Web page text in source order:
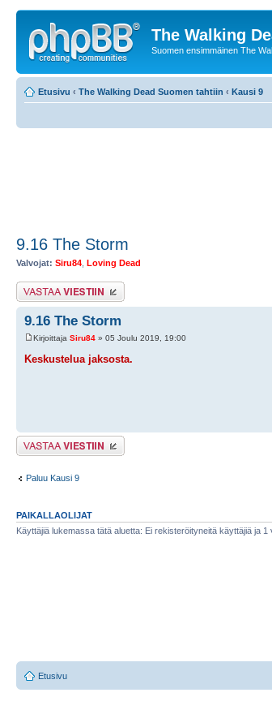
The Walking
Suomen ensimmäinen The
Etusivu ‹ The Walking Dead Suomen tahtiin ‹ Kausi 9
9.16 The Storm
Valvojat: Siru84 Loving Dead
Lähetä vastaus
9.16 The Storm
Kirjoittaja Siru84 » 05 Joulu 2019, 19:00
Keskustelua jaksosta.
Lähetä vastaus
Paluu Kausi 9
PAIKALLAOLIJAT
Käyttäjiä lukemassa tätä aluetta: Ei rekisteröityneitä käyttäjiä ja 1
Etusivu